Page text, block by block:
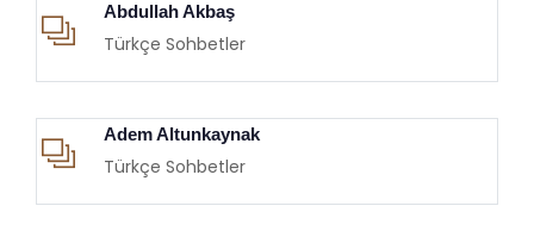
Abdullah Akbaş
Türkçe Sohbetler
Adem Altunkaynak
Türkçe Sohbetler